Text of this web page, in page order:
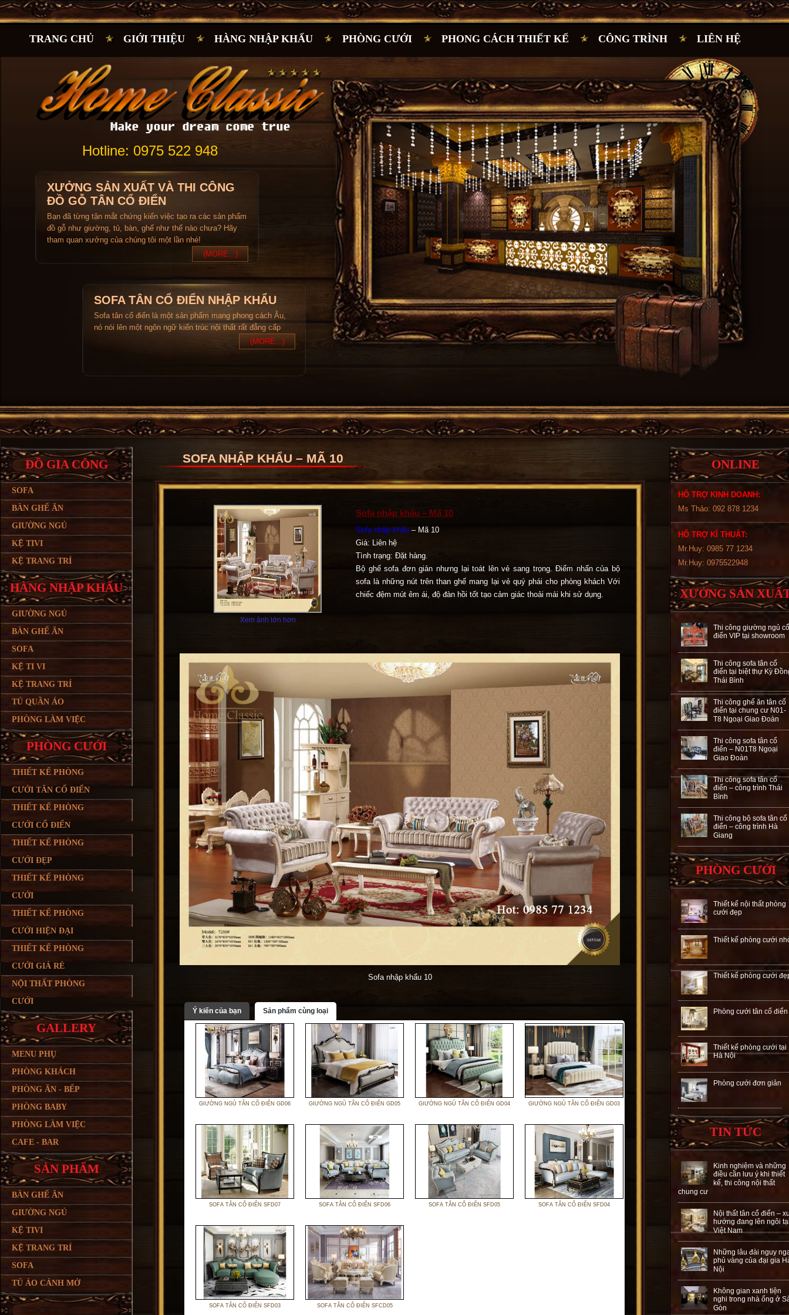
TRANG CHỦ GIỚI THIỆU HÀNG NHẬP KHẨU PHÒNG CƯỚI PHONG CÁCH THIẾT KẾ CÔNG TRÌNH LIÊN HỆ
Hotline: 0975 522 948
XƯỞNG SẢN XUẤT VÀ THI CÔNG
ĐỒ GỖ TÂN CỔ ĐIỂN
Bạn đã từng tận mắt chứng kiến việc tạo ra các sản phẩm
đồ gỗ như giường, tủ, bàn, ghế như thế nào chưa? Hãy
tham quan xưởng của chúng tôi một lần nhé!
(MORE...)
SOFA TÂN CỔ ĐIỂN NHẬP KHẨU
Sofa tân cổ điển là một sản phẩm mang phong cách Âu,
nó nói lên một ngôn ngữ kiến trúc nội thất rất đẳng cấp
(MORE...)
ĐỒ GIA CÔNG
SOFA
BÀN GHẾ ĂN
GIƯỜNG NGỦ
KỆ TIVI
KỆ TRANG TRÍ
HÀNG NHẬP KHẨU
GIƯỜNG NGỦ
BÀN GHẾ ĂN
SOFA
KỆ TI VI
KỆ TRANG TRÍ
TỦ QUẦN ÁO
PHÒNG LÀM VIỆC
PHÒNG CƯỚI
THIẾT KẾ PHÒNG
CƯỚI TÂN CỔ ĐIỂN
THIẾT KẾ PHÒNG
CƯỚI CỔ ĐIỂN
THIẾT KẾ PHÒNG
CƯỚI ĐẸP
THIẾT KẾ PHÒNG
CƯỚI
THIẾT KẾ PHÒNG
CƯỚI HIỆN ĐẠI
THIẾT KẾ PHÒNG
CƯỚI GIÁ RẺ
NỘI THẤT PHÒNG
CƯỚI
GALLERY
MENU PHỤ
PHÒNG KHÁCH
PHÒNG ĂN - BẾP
PHÒNG BABY
PHÒNG LÀM VIỆC
CAFE - BAR
SẢN PHẨM
BÀN GHẾ ĂN
GIƯỜNG NGỦ
KỆ TIVI
KỆ TRANG TRÍ
SOFA
TỦ ÁO CÁNH MỞ
SOFA NHẬP KHẨU – MÃ 10
Xem ảnh lớn hơn
Sofa nhập khẩu – Mã 10
Sofa nhập khẩu – Mã 10
Giá: Liên hệ
Tình trạng: Đặt hàng.
Bộ ghế sofa đơn giản nhưng lại toát lên vẻ sang trọng. Điểm nhấn của bộ
sofa là những nút trên than ghế mang lại vẻ quý phái cho phòng khách Với
chiếc đệm mút êm ái, độ đàn hồi tốt tạo cảm giác thoải mái khi sử dụng.
Sofa nhập khẩu 10
Ý kiến của bạn Sản phẩm cùng loại
GIƯỜNG NGỦ TÂN CỔ ĐIỂN GD06 GIƯỜNG NGỦ TÂN CỔ ĐIỂN GD05 GIƯỜNG NGỦ TÂN CỔ ĐIỂN GD04 GIƯỜNG NGỦ TÂN CỔ ĐIỂN GD03
SOFA TÂN CỔ ĐIỂN SFD07 SOFA TÂN CỔ ĐIỂN SFD06 SOFA TÂN CỔ ĐIỂN SFD05 SOFA TÂN CỔ ĐIỂN SFD04
SOFA TÂN CỔ ĐIỂN SFD03 SOFA TÂN CỔ ĐIỂN SFCD05
ONLINE
HỖ TRỢ KINH DOANH:
Ms Thảo: 092 878 1234
HỖ TRỢ KĨ THUẬT:
Mr.Huy: 0985 77 1234
Mr.Huy: 0975522948
XƯỞNG SẢN
Thi công giường ngủ cổ
điển VIP tại showroom
Thi công sofa tân cổ
điển tại biệt thự Kỳ
Thái Bình
Thi công ghế ăn tân cổ
điển tại chung cư N01-
T8 Ngoại Giao Đoàn
Thi công sofa tân cổ
điển – N01T8 Ngoại
Giao Đoàn
Thi công sofa tân cổ
điển – công trình Thái
Bình
Thi công bộ sofa tân cổ
điển – công trình Hà
Giang
PHÒNG CƯỚI
Thiết kế nội thất phòng
cưới đẹp
Thiết kế phòng cưới
Thiết kế phòng cưới
Phòng cưới tân cổ điển
Thiết kế phòng cưới tại
Hà Nội
Phòng cưới đơn giản
TIN TỨC
Kinh nghiệm và những
điều cần lưu ý khi thiết
kế, thi công nội thất
chung cư
Nội thất tân cổ điển –
hướng đang lên ngôi
Việt Nam
Những lâu đài nguy
phủ vàng của đại gia
Nội
Không gian xanh tiện
nghi trong nhà ống ở
Gòn